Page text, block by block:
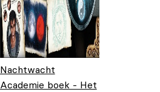
Nachtwacht
Academie boek - Het